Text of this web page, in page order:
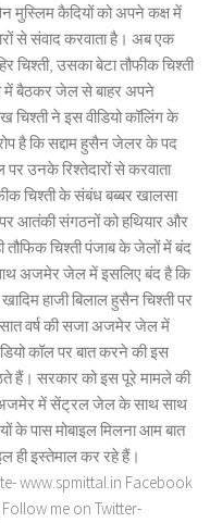
मुस्लिम कैदियों को अपने कक्ष में
से संवाद करवाता है। अब एक
चिश्ती, उसका बेटा तौफीक चिश्ती
में बैठकर जेल से बाहर अपने
चिश्ती ने इस वीडियो कॉलिंग के
है कि सद्दाम हुसैन जेलर के पद
पर उनके रिश्तेदारों से करवाता
चिश्ती के संबंध बब्बर खालसा
आतंकी संगठनों को हथियार और
चिश्ती पंजाब के जेलों में बंद
साथ अजमेर जेल में इसलिए बंद है कि
हाजी बिलाल हुसैन चिश्ती पर
वर्ष की सजा अजमेर जेल में
कॉल पर बात करने की इस
हैं। सरकार को इस पूरे मामले की
अजमेर में सेंट्रल जेल के साथ साथ
के पास मोबाइल मिलना आम बात
ही इस्तेमाल कर रहे हैं।
www.spmittal.in Facebook
me on Twitter-